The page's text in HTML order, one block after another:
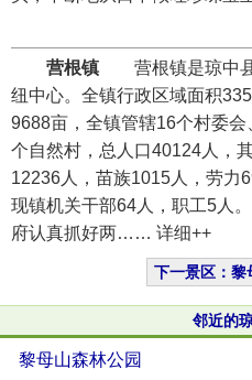
营根镇 营根镇是琼中县
纽中心。全镇行政区域面积
9688亩，全镇管辖16个村委
个自然村，总人口40124人，
12236人，苗族1015人，劳力
现镇机关干部64人，职
府认真抓好两…… 详细++
下一景区：黎
邻近的
黎母山森林公园